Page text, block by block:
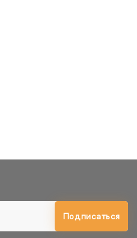
Подписаться